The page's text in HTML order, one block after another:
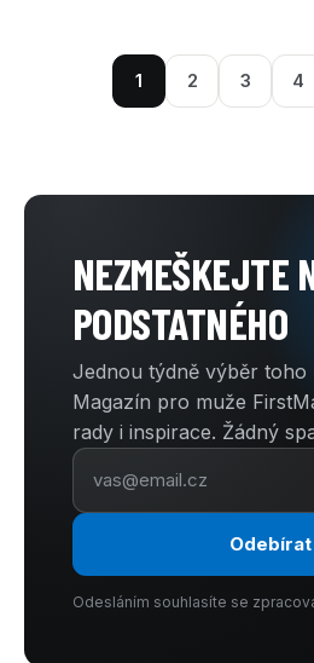
1 2 3 4
NEZMEŠKEJTE
PODSTATNÉHO
Jednou týdně výběr toho
Magazín pro muže
rady i inspirace. Žádný
Odebírat
Odesláním souhlasíte se